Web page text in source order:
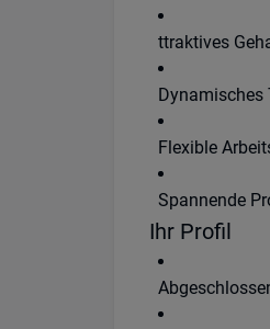
ttraktives
Dynamisches
Flexible
Spannende
Ihr Profil